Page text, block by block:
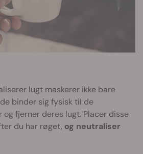
lugt maskerer ikke bare
binder sig fysisk til de
og fjerner deres lugt. Placer disse
du har røget, og neutraliser